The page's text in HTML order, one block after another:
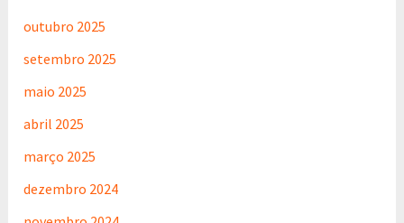
outubro 2025
setembro 2025
maio 2025
abril 2025
março 2025
dezembro 2024